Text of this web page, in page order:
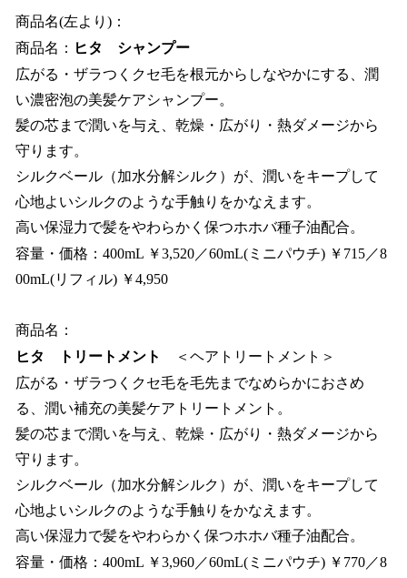
商品名(左より)：
商品名： ヒタ シャンプー
広がる・ザラつくクセ毛を根元からしなやかにする、潤
い濃密泡の美髪ケアシャンプー。
髪の芯まで潤いを与え、乾燥・広がり・熱ダメージから
守ります。
シルクベール（加水分解シルク）が、潤いをキープして
心地よいシルクのような手触りをかなえます。
高い保湿力で髪をやわらかく保つホホバ種子油配合。
容量・価格：400mL ￥3,520／60mL(ミニパウチ) ￥715／8
00mL(リフィル) ￥4,950
商品名：
ヒタ トリートメント
＜ヘアトリートメント＞
広がる・ザラつくクセ毛を毛先までなめらかにおさめ
る、潤い補充の美髪ケアトリートメント。
髪の芯まで潤いを与え、乾燥・広がり・熱ダメージから
守ります。
シルクベール（加水分解シルク）が、潤いをキープして
心地よいシルクのような手触りをかなえます。
高い保湿力で髪をやわらかく保つホホバ種子油配合。
容量・価格：400mL ￥3,960／60mL(ミニパウチ) ￥770／8